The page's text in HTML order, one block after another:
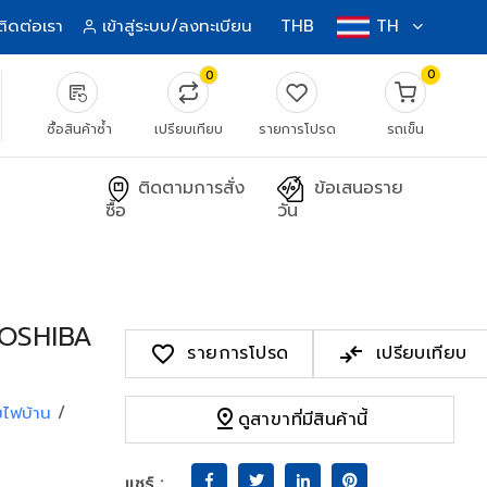
ดต่อเรา เข้าสู่ระบบ/ลงทะเบียน THB TH
source_notes
ซื้อสินค้าซ้ำ
0
เปรียบเทียบ รายการโปรด
0
รถเข็น
ติดตามการสั่ง
ซื้อ
ข้อเสนอราย
วัน
ฟบ้าน /
favorite รายการโปรด compare_arrows เปรียบเทียบ
pin_drop ดูสาขาที่มีสินค้านี้